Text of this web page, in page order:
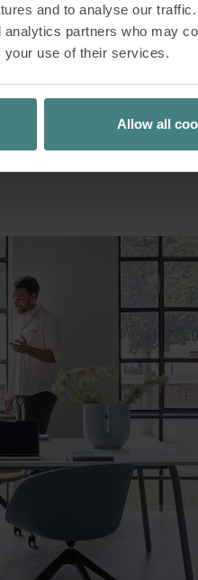
and to analyse our
partners who may
your use of their services.
Allow all